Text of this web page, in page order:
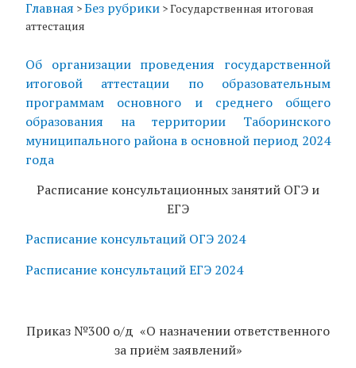
Главная >Без рубрики >Государственная итоговая
аттестация
Об организации проведения государственной
итоговой аттестации по образовательным
программам основного и среднего общего
образования на территории Таборинского
муниципального района в основной период 2024
года
Расписание консультационных занятий ОГЭ и
ЕГЭ
Расписание консультаций ОГЭ 2024
Расписание консультаций ЕГЭ 2024
Приказ №300 о/д «О назначении ответственного
за приём заявлений»